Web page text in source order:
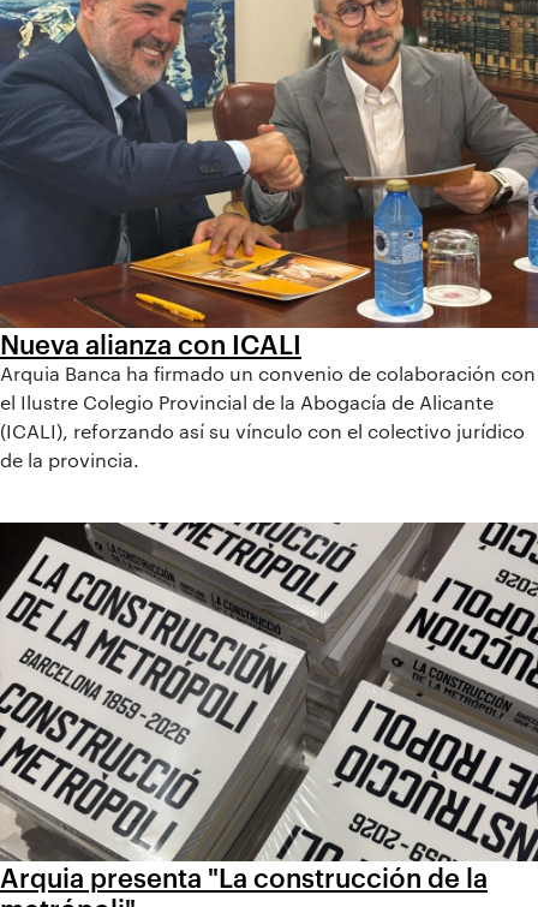
Nueva alianza con ICALI
Arquia Banca ha firmado un convenio de colaboración con
el Ilustre Colegio Provincial de la Abogacía de Alicante
(ICALI), reforzando así su vínculo con el colectivo jurídico
de la provincia.
Arquia presenta "La construcción de la